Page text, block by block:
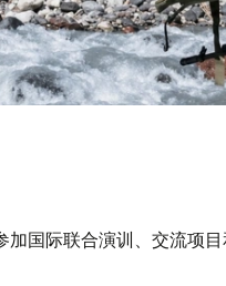
国际联合演训、交流项